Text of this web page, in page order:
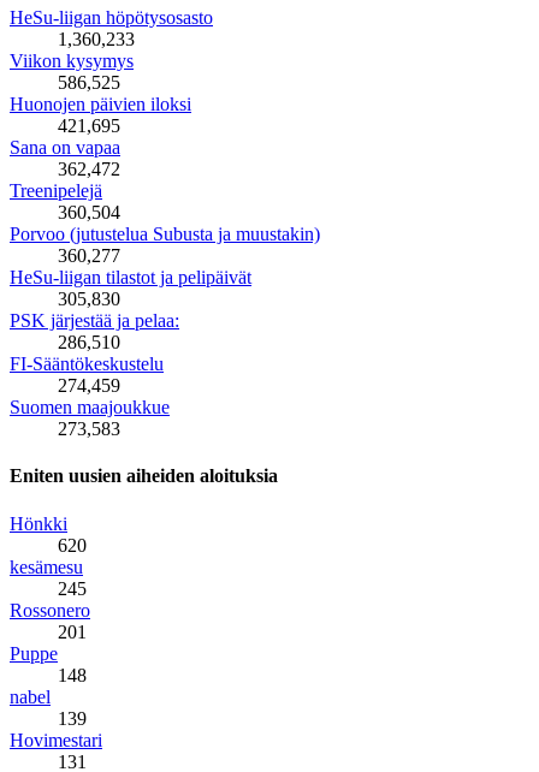
HeSu-liigan höpötysosasto
1,360,233
Viikon kysymys
586,525
Huonojen päivien iloksi
421,695
Sana on vapaa
362,472
Treenipelejä
360,504
Porvoo (jutustelua Subusta ja muustakin)
360,277
HeSu-liigan tilastot ja pelipäivät
305,830
PSK järjestää ja pelaa:
286,510
FI-Sääntökeskustelu
274,459
Suomen maajoukkue
273,583
Eniten uusien aiheiden aloituksia
Hönkki
620
kesämesu
245
Rossonero
201
Puppe
148
nabel
139
Hovimestari
131